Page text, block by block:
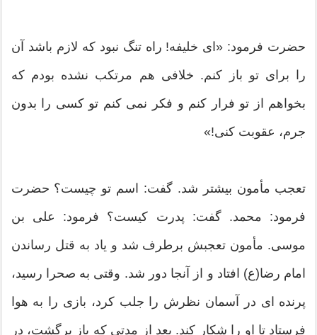
حضرت فرمود: «ای خلیفه! راه تنگ نبود که لازم باشد آن
را برای تو باز کنم. خلافی هم مرتکب نشده بودم که
بخواهم از تو فرار کنم و فکر نمی کنم تو کسی را بدون
جرم، عقوبت کنی!»
تعجب مأمون بیشتر شد. گفت: اسم تو چیست؟ حضرت
فرمود: محمد. گفت: پدرت کیست؟ فرمود: علی بن
موسی. مأمون تعجبش برطرف شد و یاد به قتل رساندن
امام رضا(ع) افتاد و از آنجا دور شد. وقتی به صحرا رسید،
پرنده ای در آسمان نظرش را جلب کرد، بازی را به هوا
فرستاد تا او را شکار کند. بعد از مدتی که باز برگشت، در